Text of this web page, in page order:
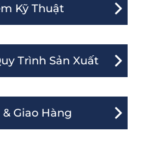
Kỹ Thuật
Trình Sản Xuất
Giao Hàng